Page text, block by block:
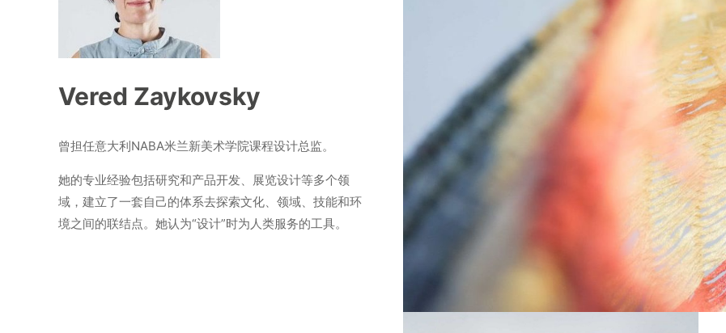
Vered Zaykovsky
曾担任意大利NABA米兰新美术学院课程设计总监。
她的专业经验包括研究和产品开发、展览设计等多个领
域，建立了一套自己的体系去探索文化、领域、技能和环
境之间的联结点。她认为“设计”时为人类服务的工具。